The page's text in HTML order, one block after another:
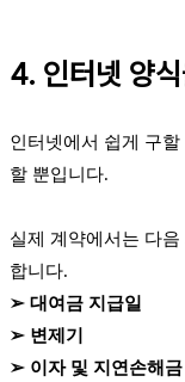
4. 인터넷 양
인터넷에서 쉽게 구
할 뿐입니다.
실제 계약에서는 다
합니다.
➢ 대여금 지급일
➢ 변제기
➢ 이자 및 지연손해금